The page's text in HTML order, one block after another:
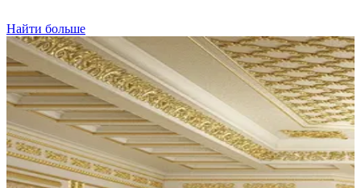
Найти больше